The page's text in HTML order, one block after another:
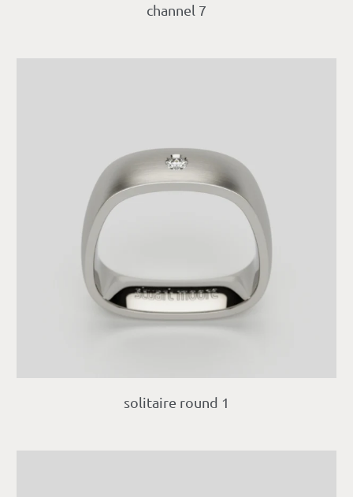
channel 7
solitaire round 1